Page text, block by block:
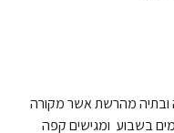
ובתיה מהרשת אשר מקורה
בשבוע ומגישים קפה